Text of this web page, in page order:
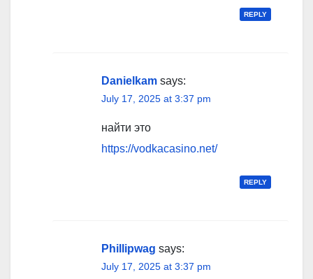
REPLY
Danielkam says:
July 17, 2025 at 3:37 pm
найти это
https://vodkacasino.net/
REPLY
Phillipwag says:
July 17, 2025 at 3:37 pm